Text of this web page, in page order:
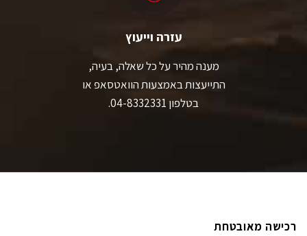
עזרה וייעוץ
מענה מהיר על כל שאלה, בעיה,
התייעצות באמצעות הוואטסאפ או
בטלפון 04-8332331.
רכישה מאובטחת